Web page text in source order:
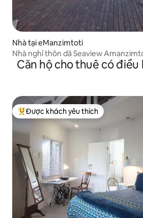
Nhà tại eManzimtoti
Nhà nghỉ thôn dã Seaview Amanzimtoti, nơi nghỉ
riêng của bạn.
Căn hộ cho thuê có điều
Được khách yêu thích nhất
Được khách yêu thích